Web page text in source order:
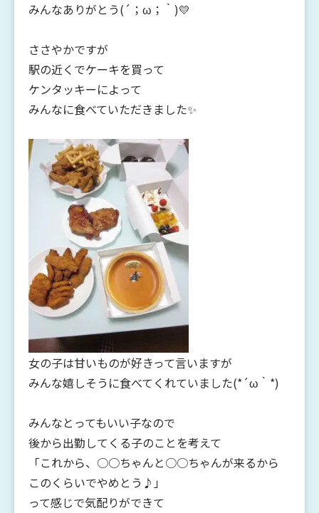
みんなありがとう(´；ω；｀)💛
ささやかですが
駅の近くでケーキを買って
ケンタッキーによって
みんなに食べていただきました✨
女の子は甘いものが好きって言いますが
みんな嬉しそうに食べてくれていました(*´ω｀*)
みんなとってもいい子なので
後から出勤してくる子のことを考えて
「これから、○○ちゃんと○○ちゃんが来るから
このくらいでやめとう♪」
って感じで気配りができて